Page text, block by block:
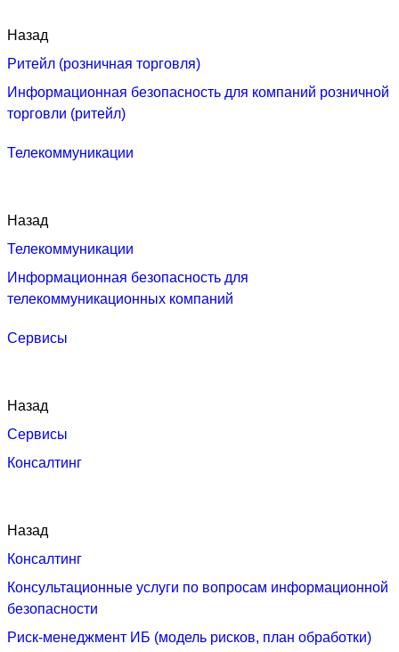
Назад
Ритейл (розничная торговля)
Информационная безопасность для компаний розничной
торговли (ритейл)
Телекоммуникации
Назад
Телекоммуникации
Информационная безопасность для
телекоммуникационных компаний
Сервисы
Назад
Сервисы
Консалтинг
Назад
Консалтинг
Консультационные услуги по вопросам информационной
безопасности
Риск‑менеджмент ИБ (модель рисков, план обработки)